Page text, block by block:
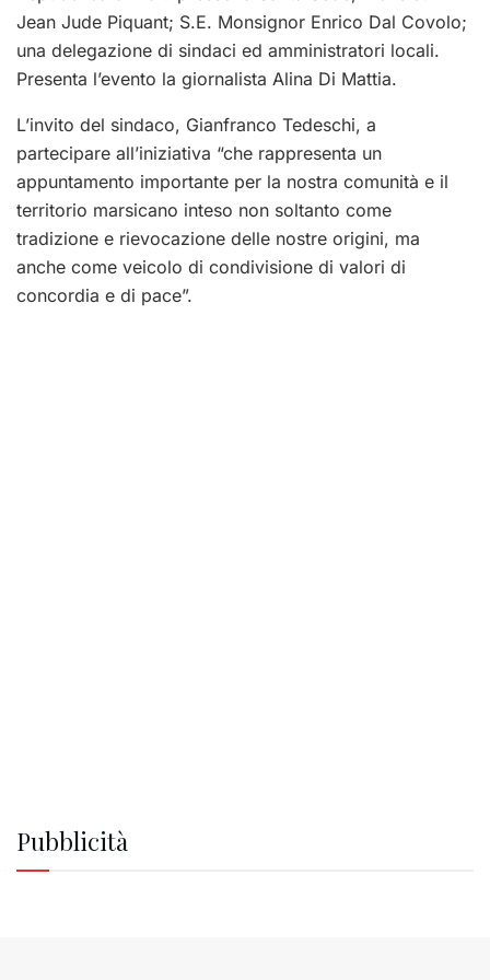
Jean Jude Piquant; S.E. Monsignor Enrico Dal Covolo;
una delegazione di sindaci ed amministratori locali.
Presenta l’evento la giornalista Alina Di Mattia.
L’invito del sindaco, Gianfranco Tedeschi, a
partecipare all’iniziativa “che rappresenta un
appuntamento importante per la nostra comunità e il
territorio marsicano inteso non soltanto come
tradizione e rievocazione delle nostre origini, ma
anche come veicolo di condivisione di valori di
concordia e di pace”.
Pubblicità